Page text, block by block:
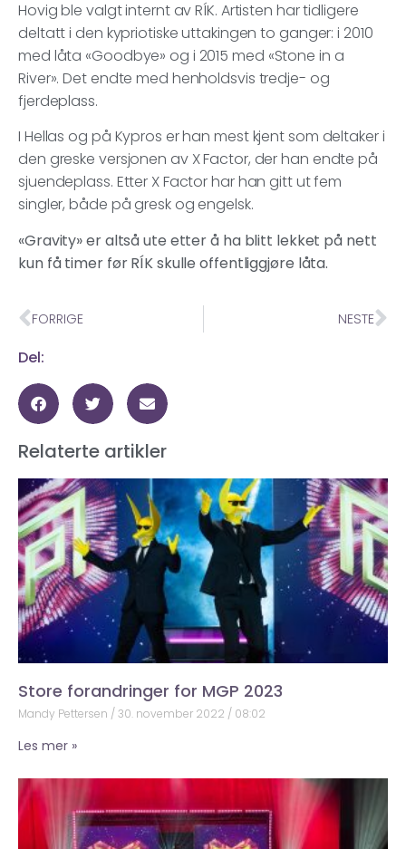
Hovig ble valgt internt av RÍK. Artisten har tidligere
deltatt i den kypriotiske uttakingen to ganger: i 2010
med låta «Goodbye» og i 2015 med «Stone in a
River». Det endte med henholdsvis tredje- og
fjerdeplass.
I Hellas og på Kypros er han mest kjent som deltaker i
den greske versjonen av X Factor, der han endte på
sjuendeplass. Etter X Factor har han gitt ut fem
singler, både på gresk og engelsk.
«Gravity» er altså ute etter å ha blitt lekket på nett
kun få timer før RÍK skulle offentliggjøre låta.
FORRIGE NESTE
Del:
Relaterte artikler
Store forandringer for MGP 2023
Mandy Pettersen 30. november 2022 08:02
Les mer »